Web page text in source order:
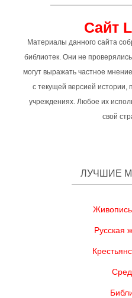
Сайт
Материалы данного сайта
библиотек. Они не
могут выражать частное
с текущей версией
учреждениях. Любое их
свой
ЛУЧШИЕ
Русская